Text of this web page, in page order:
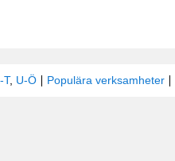
T, U-Ö Populära verksamheter